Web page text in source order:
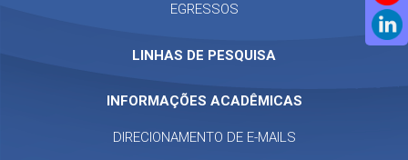
EGRESSOS
LINHAS DE PESQUISA
INFORMAÇÕES ACADÊMICAS
DIRECIONAMENTO DE E-MAILS